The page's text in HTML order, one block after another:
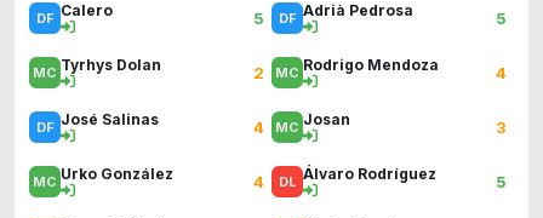
Calero 5
Tyrhys Dolan 2
José Salinas 4
Urko González 4
Adrià Pedrosa 5
Rodrigo Mendoza 4
Josan 3
Álvaro Rodríguez 5